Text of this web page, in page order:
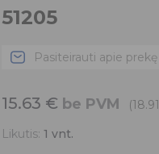
51205
Pasiteirauti apie prekę
15.63 € be PVM (18.91
Likutis: 1 vnt.